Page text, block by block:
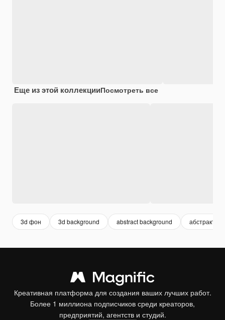
Еще из этой коллекцииПосмотреть все
3d фон 3d background abstract background
Креативная платформа для создания ваших лучших работ.
Более 1 миллиона подписчиков среди креаторов,
предприятий, агентств и студий.